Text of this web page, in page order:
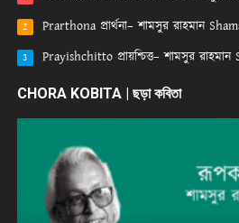
2 Prarthona প্রার্থনা– শামসুর রাহমান
3 Prayishchitto প্রায়শ্চিত্ত– শামসুর
CHORA KOBITA | ছড়া কবিতা